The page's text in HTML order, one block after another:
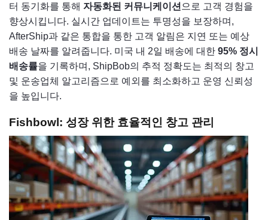
터 동기화를 통해 자동화된 커뮤니케이션 으로 고객 경험을
향상시킵니다. 실시간 업데이트는 투명성을 보장하며,
AfterShip과 같은 통합을 통한 고객 알림은 지연 또는 예상
배송 날짜를 알려줍니다. 미국 내 2일 배송에 대한 95% 정시
배송률을 기록하며, ShipBob의 추적 정확도는 최적의 창고
및 운송업체 알고리즘으로 예외를 최소화하고 운영 신뢰성
을 높입니다.
Fishbowl: 성장 위한 효율적인 창고 관리